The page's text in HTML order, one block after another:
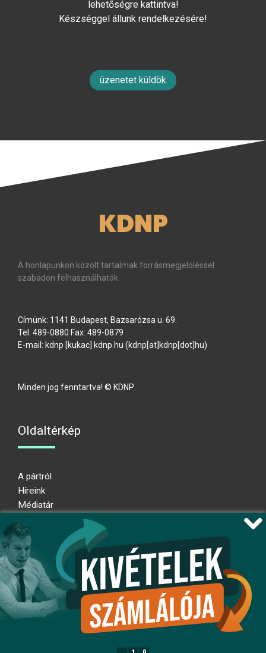
lehetőségre kattintva!
Készséggel állunk rendelkezésére!
üzenetet küldök
KDNP
A honlapunkon közölt tartalmak forrásmegjelöléssel
szabadon felhasználhatók.
Címünk: 1141 Budapest, Bazsarózsa u. 69.
Tel: 489-0880 Fax: 489-0879
E-mail: kdnp [kukac] kdnp hu (kdnp[at]kdnp[dot]hu)
Minden jog fenntartva! © KDNP
Oldaltérkép
A pártról
Híreink
Médiatár
Adatkezelési nyilatkozat
Átláthatósági nyilatkozat
Ugrás az oldal tetejére
Kövessen minket!
x